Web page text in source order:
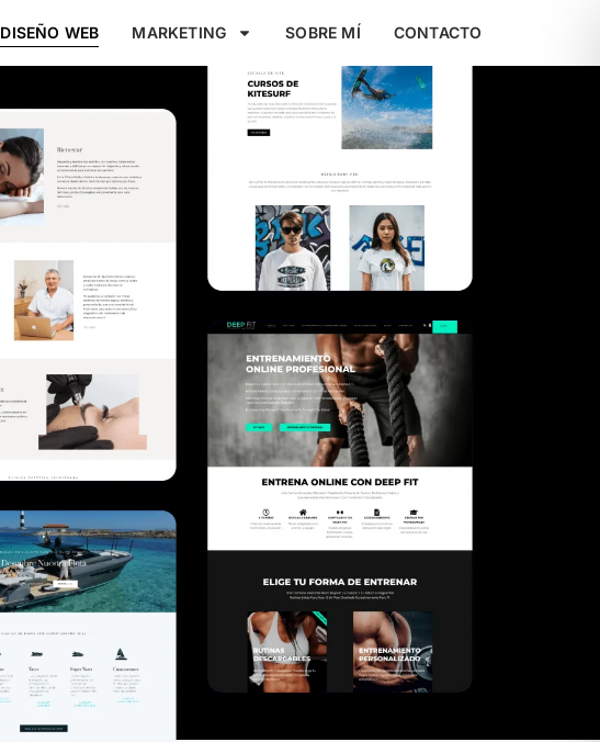
DISEÑO WEB MARKETING SOBRE MÍ CONTACTO